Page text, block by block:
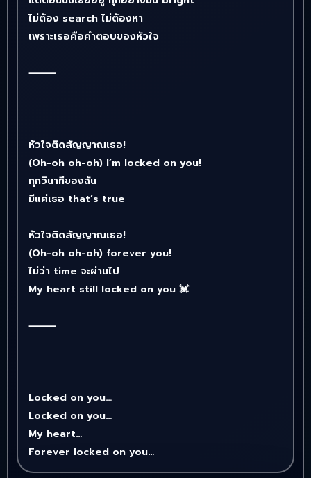
ไม่ต้อง search ไม่ต้องหา
เพราะเธอคือคำตอบของหัวใจ
⸻
หัวใจติดสัญญาณเธอ!
(Oh-oh oh-oh) I’m locked on you!
ทุกวินาทีของฉัน
มีแค่เธอ that’s true
หัวใจติดสัญญาณเธอ!
(Oh-oh oh-oh) forever you!
ไม่ว่า time จะผ่านไป
My heart still locked on you 💓
⸻
Locked on you…
Locked on you…
My heart…
Forever locked on you…